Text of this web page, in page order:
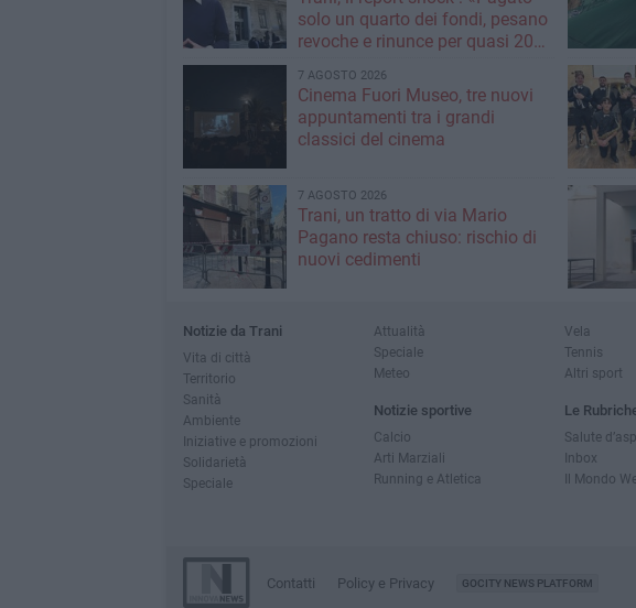
solo un quarto dei fondi, pesano
revoche e rinunce per quasi 20
7 AGOSTO 2026
Cinema Fuori Museo, tre nuovi
appuntamenti tra i grandi
classici del cinema
7 AGOSTO 2026
Trani, un tratto di via Mario
Pagano resta chiuso: rischio di
nuovi cedimenti
Notizie da Trani
Vita di città
Territorio
Sanità
Ambiente
Iniziative e promozioni
Solidarietà
Speciale
Attualità
Speciale
Meteo
Notizie sportive
Calcio
Arti Marziali
Running e Atletica
Vela
Tennis
Altri sport
Le
Salute
Inbox
Il Mondo
Contatti Policy e Privacy GOCITY NEWS PLATFORM